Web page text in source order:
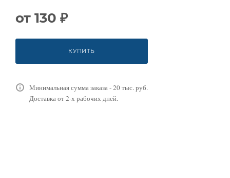
от 130 ₽
КУПИТЬ
Минимальная сумма заказа - 20 тыс. руб.
Доставка от 2-х рабочих дней.